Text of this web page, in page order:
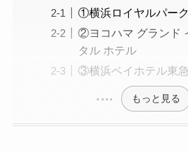
①横浜ロイヤルパー
②ヨコハマ グランド
タル ホテル
③横浜ベイホテル東急
もっと見る